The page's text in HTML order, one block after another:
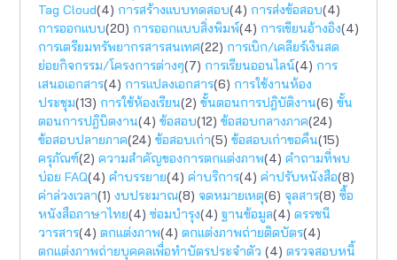
Tag Cloud(4) การสร้างแบบทดสอบ(4) การส่งข้อสอบ(4)
การออกแบบ(20) การออกแบบสิ่งพิมพ์(4) การเขียนอ้างอิง(4)
การเตรียมทรัพยากรสารสนเทศ(22) การเบิก/เคลียร์เงินสด
ย่อยกิจกรรม/โครงการต่างๆ(7) การเรียนออนไลน์(4) การ
เสนอเอกสาร(4) การแปลงเอกสาร(6) การใช้งานห้อง
ประชุม(13) การใช้ห้องเรียน(2) ขั้นตอนการปฎิบัติงาน(6) ขั้น
ตอนการปฎิบิตงาน(4) ข้อสอบ(12) ข้อสอบกลางภาค(24)
ข้อสอบปลายภาค(24) ข้อสอบเก่า(5) ข้อสอบเก่าขอคืน(15)
ครุภัณฑ์(2) ความสำคัญของการตกแต่งภาพ(4) คำถามที่พบ
บ่อย FAQ(4) คำบรรยาย(4) ค่าบริการ(4) ค่าปรับหนังสือ(8)
ค่าล่วงเวลา(1) งบประมาณ(8) จดหมายเหตุ(6) จุลสาร(8) ซื้อ
หนังสือภาษาไทย(4) ซ่อมบำรุง(4) ฐานข้อมูล(4) ดรรชนี
วารสาร(4) ตกแต่งภาพ(4) ตกแต่งภาพถ่ายติดบัตร(4)
ตกแต่งภาพถ่ายบุคคลเพื่อทำบัตรประจำตัว (4) ตรวจสอบหนี้